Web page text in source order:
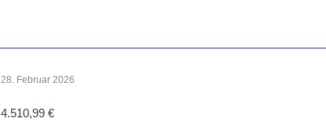
28. Februar 2026
4.510,99 €